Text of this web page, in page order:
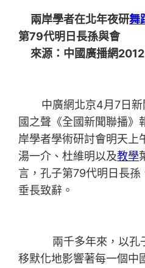
兩岸學者在北年夜研舞
第79代明日長孫與會
來源：中國廣播網
中廣網北京4月7日新
國之聲《全國新聞聯播》
岸學者學術研討會明天上
湯一介、杜維明以及教學
言，孔子第79代明日長
垂長致辭。
兩千多年來，以孔子
移默化地影響著每一個中